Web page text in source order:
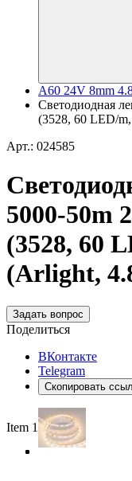
A60 24V 8mm
Светодиодная
(3528, 60 LED/
Арт.: 024585
5000-50m
(3528, 60
(Arlight,
Задать вопрос
Поделиться
ВКонтакте
Telegram
Скопировать
Item 1 of 4